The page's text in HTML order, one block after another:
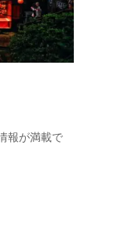
報が満載で